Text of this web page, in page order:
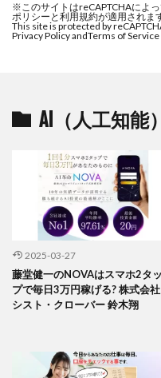
※このサイトはreCAPTCHAによ
ポリシーと利用規約が適用されま
This site is protected by
Privacy Policy andTerms of Service
AI（人工知能）
2025-03-27
藤堂健一のNOVAはスマホ2タッ
プで毎日3万円稼げる? 株式会
シスト・クローバー 鈴木翔